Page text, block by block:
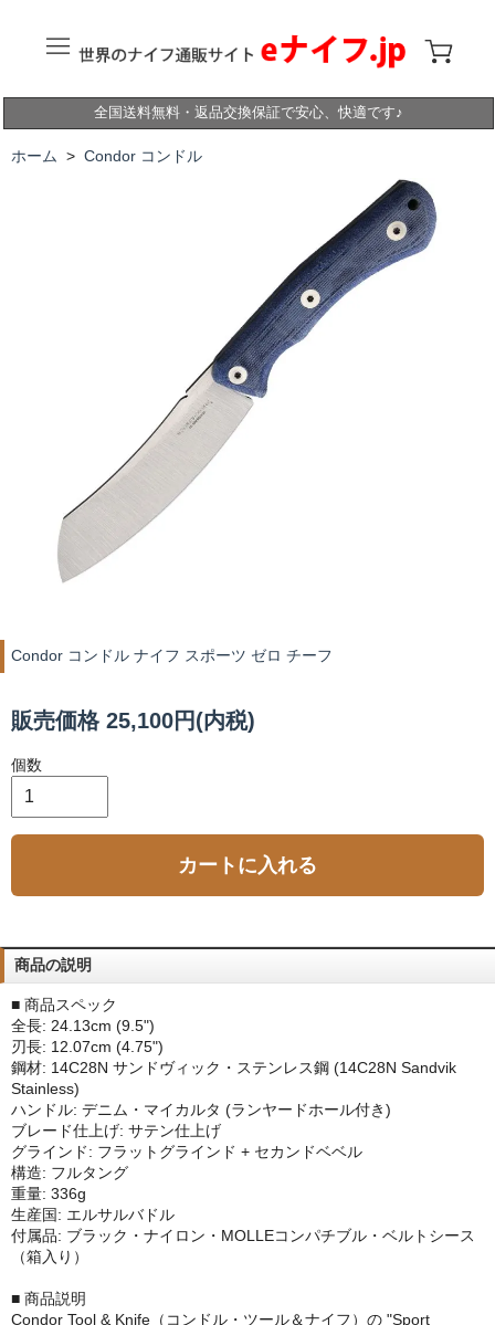
全国送料無料・返品交換保証で安心、快適です♪
ホーム > Condor コンドル
Condor コンドル ナイフ スポーツ ゼロ チーフ
販売価格 25,100円(内税)
個数
カートに入れる
商品の説明
■ 商品スペック
全長: 24.13cm (9.5")
刃長: 12.07cm (4.75")
鋼材: 14C28N サンドヴィック・ステンレス鋼 (14C28N Sandvik
Stainless)
ハンドル: デニム・マイカルタ (ランヤードホール付き)
ブレード仕上げ: サテン仕上げ
グラインド: フラットグラインド + セカンドベベル
構造: フルタング
重量: 336g
生産国: エルサルバドル
付属品: ブラック・ナイロン・MOLLEコンパチブル・ベルトシース
（箱入り）
■ 商品説明
Condor Tool & Knife（コンドル・ツール＆ナイフ）の "Sport